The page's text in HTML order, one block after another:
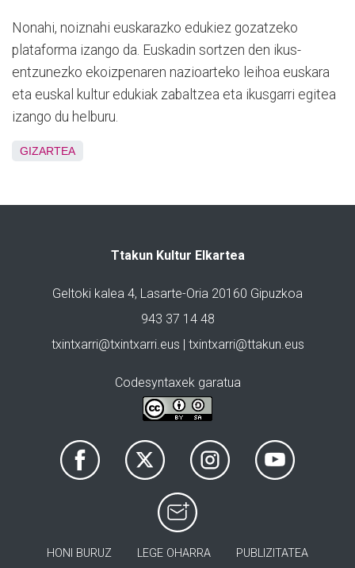
Nonahi, noiznahi euskarazko edukiez gozatzeko
plataforma izango da. Euskadin sortzen den ikus-
entzunezko ekoizpenaren nazioarteko leihoa euskara
eta euskal kultur edukiak zabaltzea eta ikusgarri egitea
izango du helburu.
GIZARTEA
Ttakun Kultur Elkartea
Geltoki kalea 4, Lasarte-Oria 20160 Gipuzkoa
943 37 14 48
txintxarri@txintxarri.eus | txintxarri@ttakun.eus
Codesyntaxek garatua
HONI BURUZ LEGE OHARRA PUBLIZITATEA